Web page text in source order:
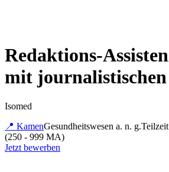
Redaktions-
mit
Isomed
📍 KamenGesundheitswesen a. n. g.Teilzeit
(250 - 999 MA)
Jetzt bewerben